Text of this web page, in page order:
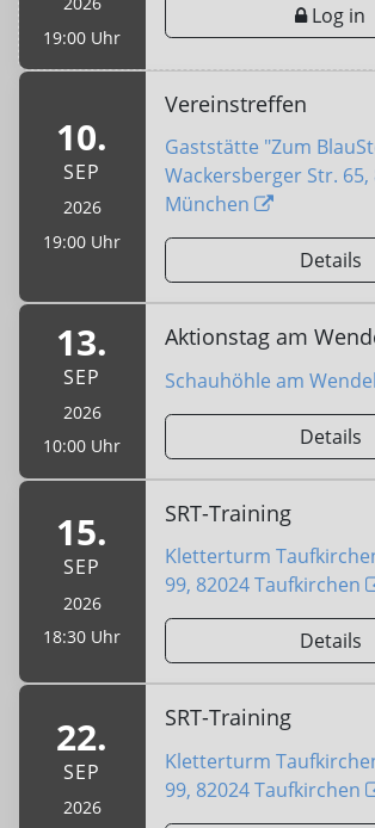
19:00 Uhr
Log in
10.
SEP
2026
19:00 Uhr
Vereinstreffen
Gaststätte "Zum
Wackersberger Str. 65,
München
Details
13.
SEP
2026
10:00 Uhr
Aktionstag am
Schauhöhle am
Details
15.
SEP
2026
18:30 Uhr
SRT-Training
Kletterturm
99, 82024 Taufkirchen
Details
22.
SEP
2026
SRT-Training
Kletterturm
99, 82024 Taufkirchen